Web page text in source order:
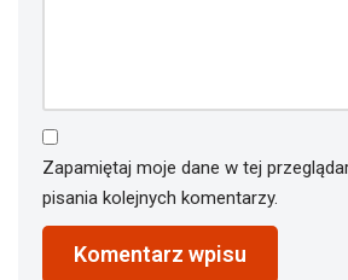
Zapamiętaj moje dane w tej
pisania kolejnych komentarzy.